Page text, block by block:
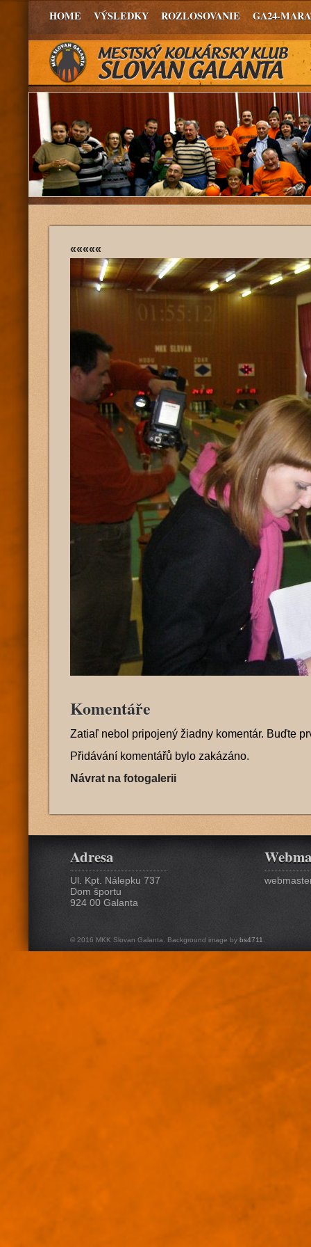
HOME VÝSLEDKY ROZLOSOVANIE GA24-
«««««
Komentáře
Zatiaľ nebol pripojený žiadny komentár. Buďte
Přidávání komentářů bylo zakázáno.
Návrat na fotogalerii
Adresa
Ul. Kpt. Nálepku 737
Dom športu
924 00 Galanta
© 2016 MKK Slovan Galanta. Background image by bs4711